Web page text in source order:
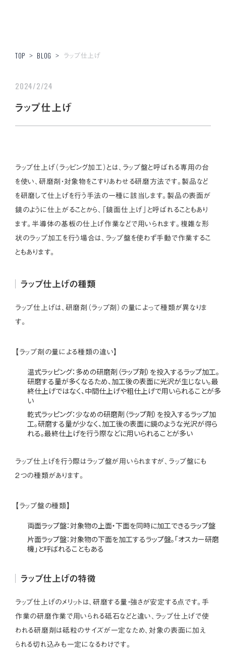
TOP > BLOG > ラップ仕上げ
2024/2/24
ラップ仕上げ
ラップ仕上げ（ラッピング加工）とは、ラップ盤と呼ばれる専用の台
を使い、研磨剤・対象物をこすりあわせる研磨方法です。製品など
を研磨して仕上げを行う手法の一種に該当します。製品の表面が
鏡のように仕上がることから、「鏡面仕上げ」と呼ばれることもあり
ます。半導体の基板の仕上げ作業などで用いられます。複雑な形
状のラップ加工を行う場合は、ラップ盤を使わず手動で作業するこ
ともあります。
ラップ仕上げの種類
ラップ仕上げは、研磨剤（ラップ剤）の量によって種類が異なりま
す。
【ラップ剤の量による種類の違い】
温式ラッピング：多めの研磨剤（ラップ剤）を投入するラップ加工。
研磨する量が多くなるため、加工後の表面に光沢が生じない。最
終仕上げではなく、中間仕上げや粗仕上げで用いられることが多
い
乾式ラッピング：少なめの研磨剤（ラップ剤）を投入するラップ加
工。研磨する量が少なく、加工後の表面に鏡のような光沢が得ら
れる。最終仕上げを行う際などに用いられることが多い
ラップ仕上げを行う際はラップ盤が用いられますが、ラップ盤にも
2つの種類があります。
【ラップ盤の種類】
両面ラップ盤：対象物の上面・下面を同時に加工できるラップ盤
片面ラップ盤：対象物の下面を加工するラップ盤。「オスカー研磨
機」と呼ばれることもある
ラップ仕上げの特徴
ラップ仕上げのメリットは、研磨する量・強さが安定する点です。手
作業の研磨作業で用いられる砥石などと違い、ラップ仕上げで使
われる研磨剤は砥粒のサイズが一定なため、対象の表面に加え
られる切れ込みも一定になるわけです。